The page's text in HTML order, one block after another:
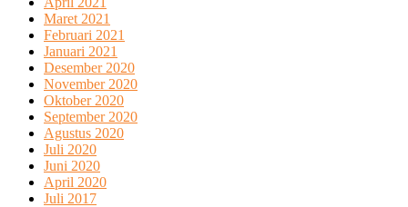
Maret 2021
Februari 2021
Januari 2021
Desember 2020
November 2020
Oktober 2020
September 2020
Agustus 2020
Juli 2020
Juni 2020
April 2020
Juli 2017